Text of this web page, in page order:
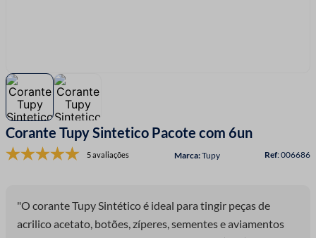
Corante Tupy Sintetico Pacote com 6un
5 avaliações Tupy :006686
"O corante Tupy Sintético é ideal para tingir peças de
acrilico acetato, botões, zíperes, sementes e aviamentos